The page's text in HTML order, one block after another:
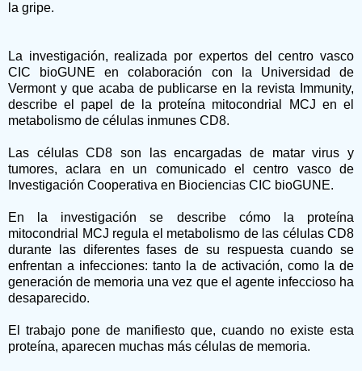
la gripe.
La investigación, realizada por expertos del centro vasco
CIC bioGUNE en colaboración con la Universidad de
Vermont y que acaba de publicarse en la revista Immunity,
describe el papel de la proteína mitocondrial MCJ en el
metabolismo de células inmunes CD8.
Las células CD8 son las encargadas de matar virus y
tumores, aclara en un comunicado el centro vasco de
Investigación Cooperativa en Biociencias CIC bioGUNE.
En la investigación se describe cómo la proteína
mitocondrial MCJ regula el metabolismo de las células CD8
durante las diferentes fases de su respuesta cuando se
enfrentan a infecciones: tanto la de activación, como la de
generación de memoria una vez que el agente infeccioso ha
desaparecido.
El trabajo pone de manifiesto que, cuando no existe esta
proteína, aparecen muchas más células de memoria.